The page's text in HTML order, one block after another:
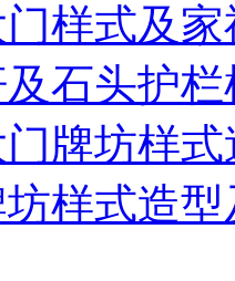
样式及
石头护
牌坊样
样式造